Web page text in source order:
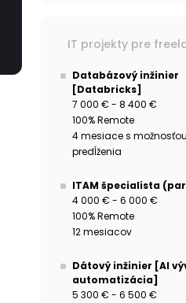
IT projekty pre
Databázový inžinier
[Databricks]
7 000 € - 8 400 €
100% Remote
4 mesiace s možnosťou
predĺženia
ITAM špecialista
4 000 € - 6 000 €
100% Remote
12 mesiacov
Dátový inžinier [AI
automatizácia]
5 300 € - 6 500 €